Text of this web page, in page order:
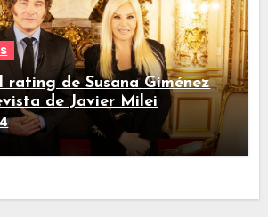
rating de Susana Giménez
de Javier Milei